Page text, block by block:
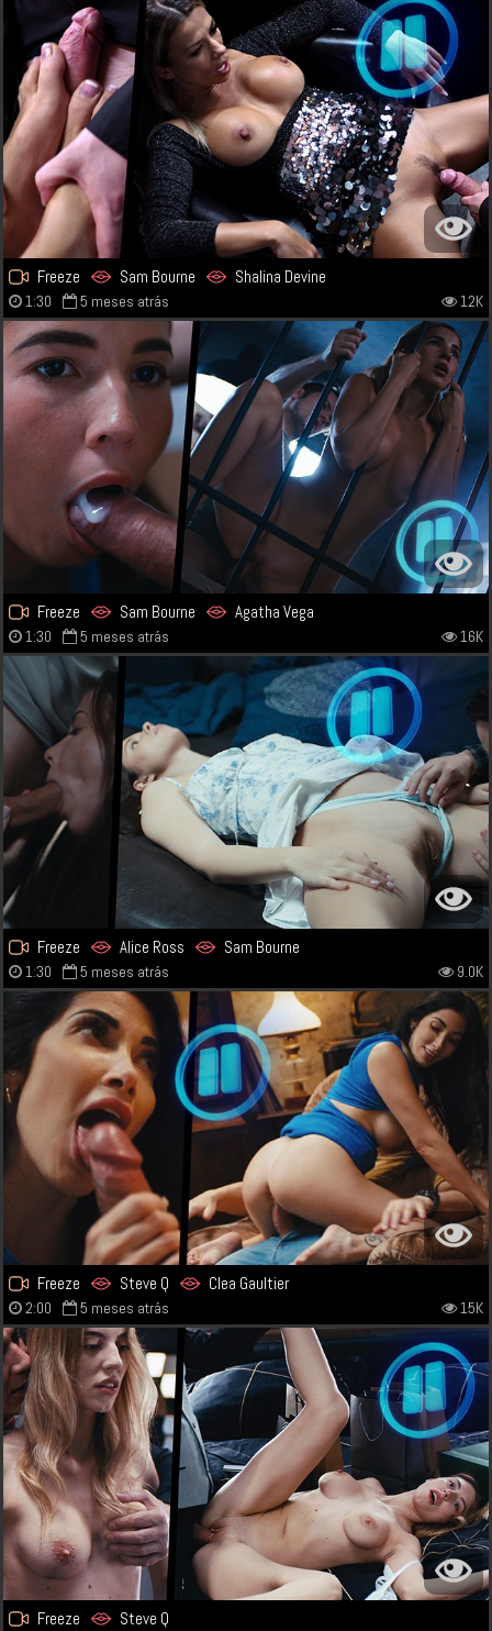
Freeze Sam Bourne Shalina Devine
1:30 5 meses atrás 12K
Freeze Sam Bourne Agatha Vega
1:30 5 meses atrás 16K
Freeze Alice Ross Sam Bourne
1:30 5 meses atrás 9.0K
Freeze Steve Q Clea Gaultier
2:00 5 meses atrás 15K
Freeze Steve Q